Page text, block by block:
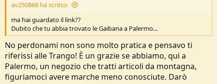
av250866 ha scritto:
ma hai guardato il link??
Dubito che tu abbia trovato le Gaibana a Palermo...
No perdonami non sono molto pratica e pensavo ti
riferissi alle Trango! È un grazie se abbiamo, qui a
Palermo, un negozio che tratti articoli da montagna,
figuriamoci avere marche meno conosciute. Darò